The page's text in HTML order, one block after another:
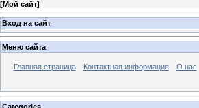
[Мой сайт]
Вход на сайт
Меню сайта
Главная страница Контактная информация О нас